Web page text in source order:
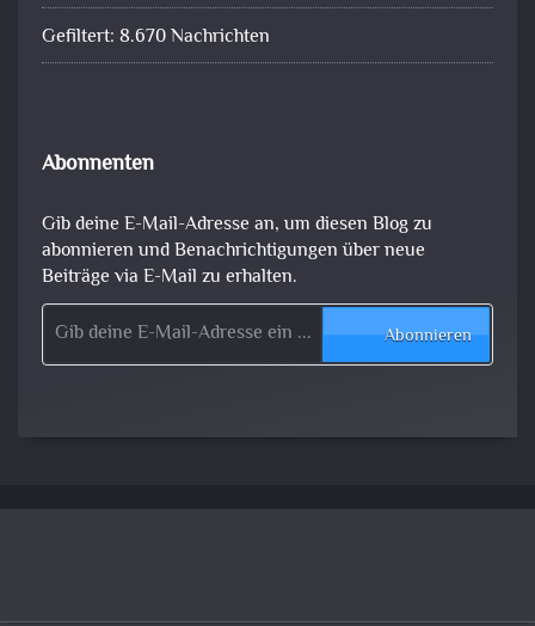
Gefiltert: 8.670 Nachrichten
Abonnenten
Gib deine E-Mail-Adresse an, um diesen Blog zu
abonnieren und Benachrichtigungen über neue
Beiträge via E-Mail zu erhalten.
Gib deine E-Mail-Adresse ein ...
Abonnieren